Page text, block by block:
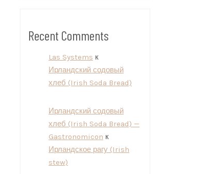
Recent Comments
Las Systems к
Ирландский содовый
хлеб (Irish Soda Bread)
Ирландский содовый
хлеб (Irish Soda Bread) —
Gastronomicon к
Ирландское рагу (Irish
stew)